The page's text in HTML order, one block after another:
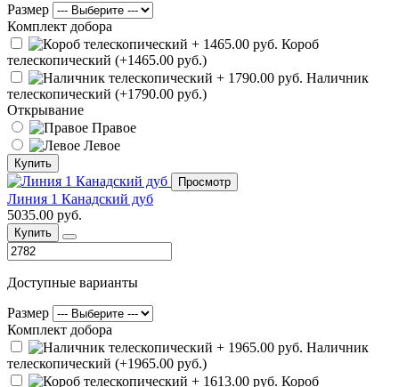
Размер
Комплект добора
Короб
телескопический (+1465.00 руб.)
Наличник
телескопический (+1790.00 руб.)
Открывание
Правое
Левое
Купить
Просмотр
Линия 1 Канадский дуб
5035.00 руб.
Купить
Доступные варианты
Размер
Комплект добора
Наличник
телескопический (+1965.00 руб.)
Короб